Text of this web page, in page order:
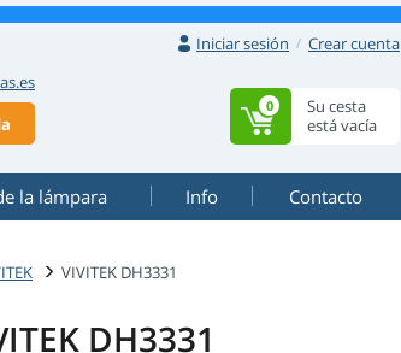
Iniciar sesión
Crear cuenta
Su cesta
está vacía
0
la lámpara Info Contacto
VIVITEK DH3331
DH3331